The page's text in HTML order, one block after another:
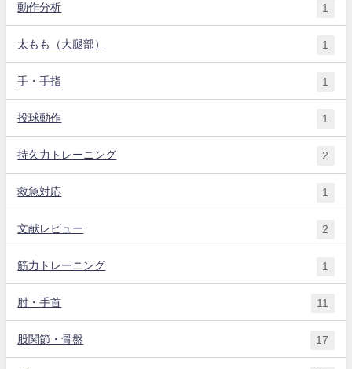
動作分析 1
太もも（大腿部） 1
手・手指 1
投球動作 1
持久力トレーニング 2
救急対応 1
文献レビュー 2
筋力トレーニング 1
肘・手首 11
股関節・骨盤 17